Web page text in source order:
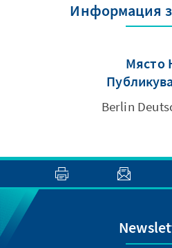
Информация
Място На
Berlin